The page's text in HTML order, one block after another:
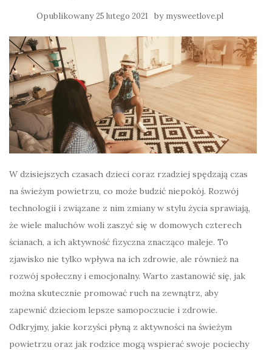
Opublikowany25 lutego 2021 by mysweetlove.pl
W dzisiejszych czasach dzieci coraz rzadziej spędzają czas
na świeżym powietrzu, co może budzić niepokój. Rozwój
technologii i związane z nim zmiany w stylu życia sprawiają,
że wiele maluchów woli zaszyć się w domowych czterech
ścianach, a ich aktywność fizyczna znacząco maleje. To
zjawisko nie tylko wpływa na ich zdrowie, ale również na
rozwój społeczny i emocjonalny. Warto zastanowić się, jak
można skutecznie promować ruch na zewnątrz, aby
zapewnić dzieciom lepsze samopoczucie i zdrowie.
Odkryjmy, jakie korzyści płyną z aktywności na świeżym
powietrzu oraz jak rodzice mogą wspierać swoje pociechy